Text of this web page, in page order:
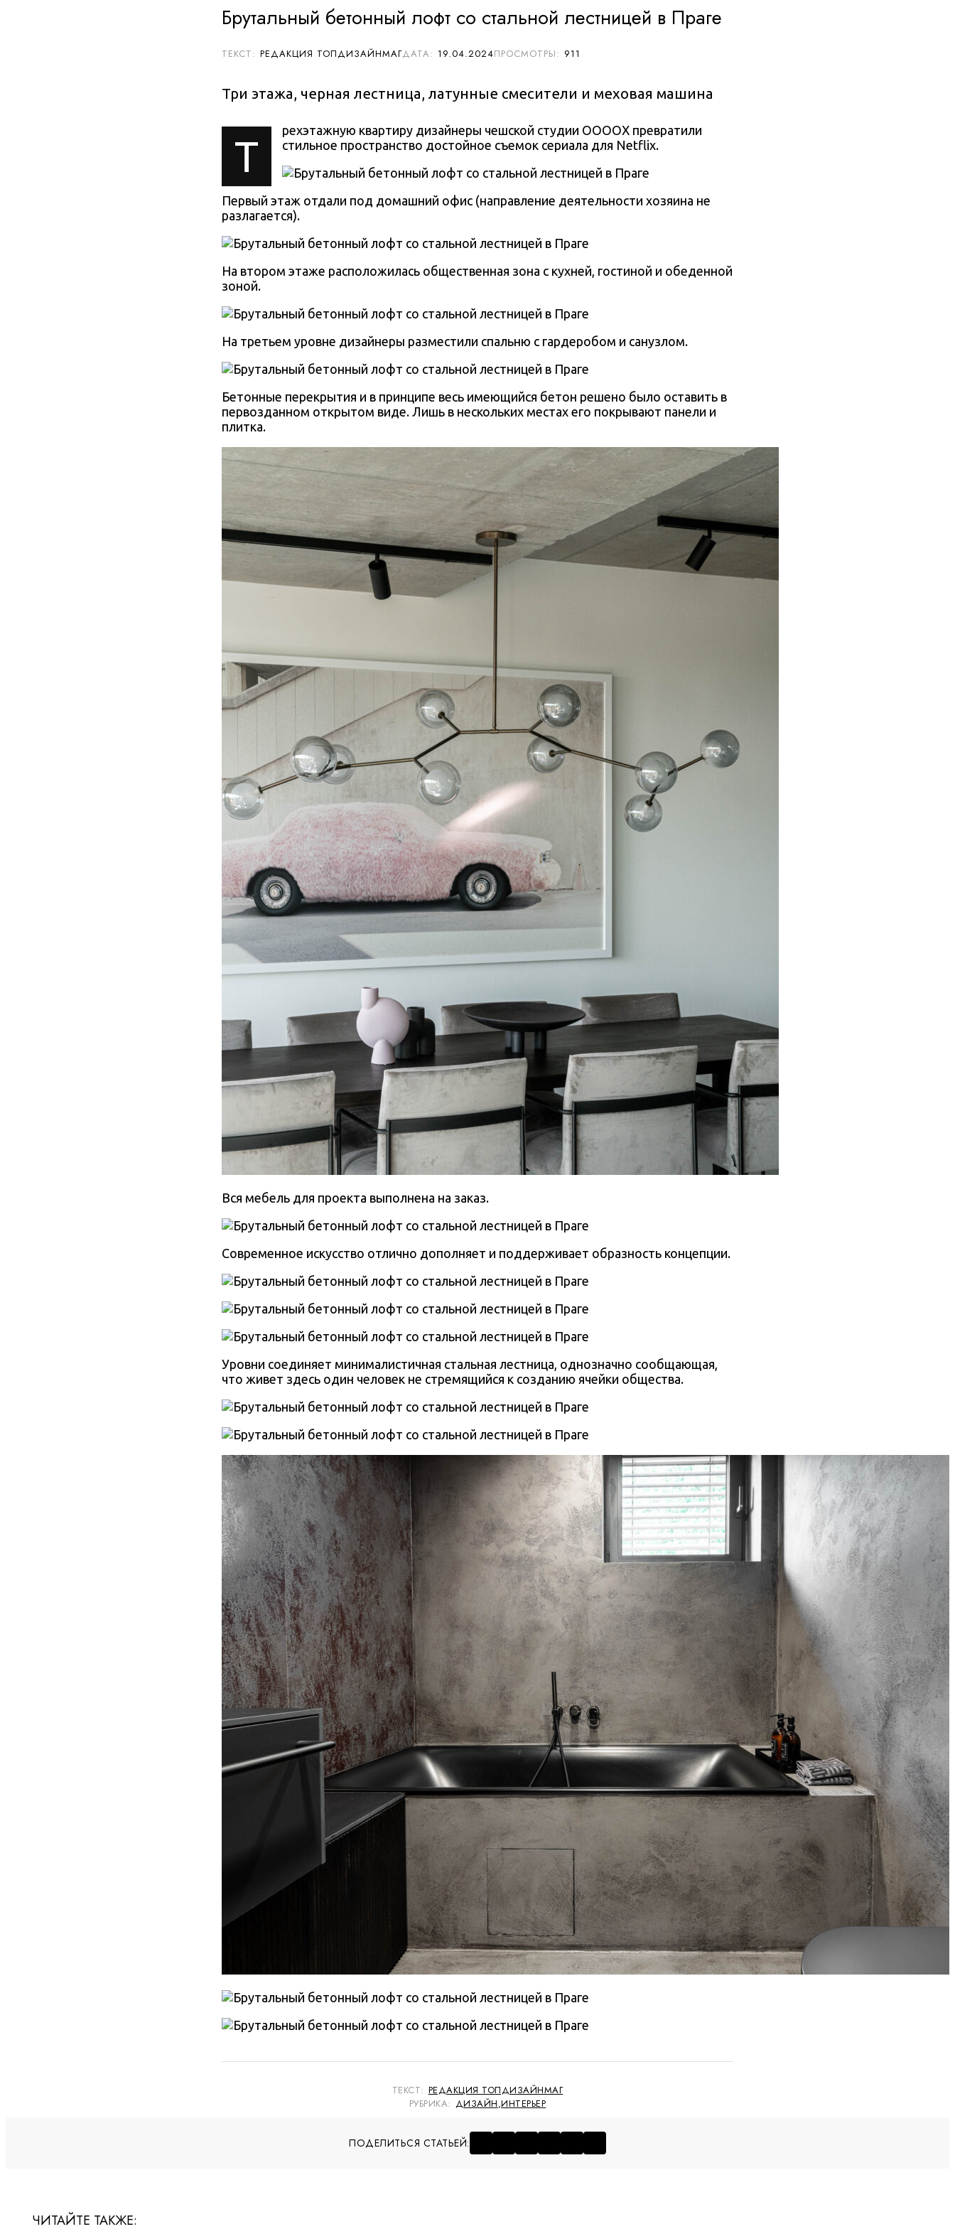
Брутальный бетонный лофт со стальной лестницей в Праге
РЕДАКЦИЯ ТОПДИЗАЙНМАГ 911
19.04.2024
Три этажа, черная лестница, латунные смесители и меховая машина
Т
рехэтажную квартиру дизайнеры чешской студии OOOOX превратили
стильное пространство достойное съемок сериала для Netflix.
Первый этаж отдали под домашний офис (направление деятельности хозяина не
разлагается).
На втором этаже расположилась общественная зона с кухней, гостиной и обеденной
зоной.
На третьем уровне дизайнеры разместили спальню с гардеробом и санузлом.
Бетонные перекрытия и в принципе весь имеющийся бетон решено было оставить в
первозданном открытом виде. Лишь в нескольких местах его покрывают панели и
плитка.
Вся мебель для проекта выполнена на заказ.
Современное искусство отлично дополняет и поддерживает образность концепции.
Уровни соединяет минималистичная стальная лестница, однозначно сообщающая,
что живет здесь один человек не стремящийся к созданию ячейки общества.
ТЕКСТ: РЕДАКЦИЯ ТОПДИЗАЙНМАГ
РУБРИКА: ДИЗАЙН,ИНТЕРЬЕР
ПОДЕЛИТЬСЯ СТАТЬЕЙ:
ЧИТАЙТЕ ТАКЖЕ: